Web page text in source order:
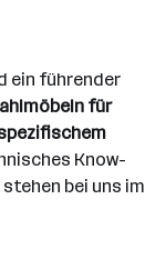
ein führender
für
Know-
bei uns im